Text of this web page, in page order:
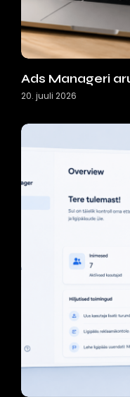
Ads Manageri
20. juuli 2026